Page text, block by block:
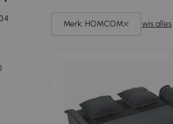
wis alles
Merk: HOMCOM